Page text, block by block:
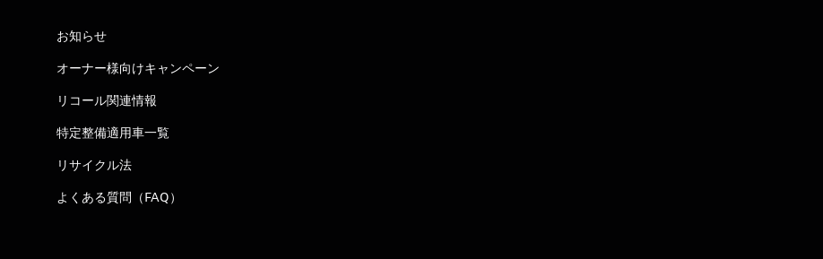
お知らせ
オーナー様向けキャンペーン
リコール関連情報
特定整備適用車一覧
リサイクル法
よくある質問（FAQ）